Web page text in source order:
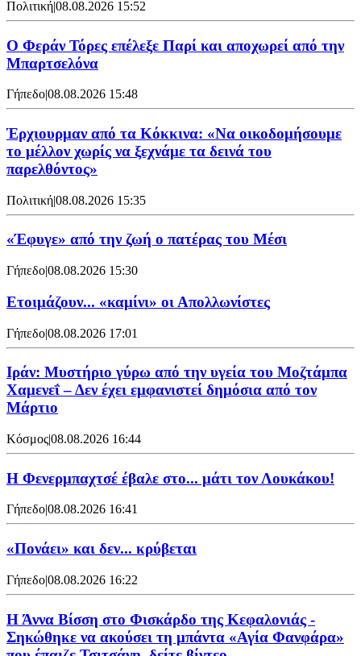
Πολιτική|08.08.2026 15:52
Ο Φεράν Τόρες επέλεξε Παρί και αποχωρεί από την
Μπαρτσελόνα
Γήπεδο|08.08.2026 15:48
Έρχιουρμαν από τα Κόκκινα: «Να οικοδομήσουμε
το μέλλον χωρίς να ξεχνάμε τα δεινά του
παρελθόντος»
Πολιτική|08.08.2026 15:35
«Έφυγε» από την ζωή ο πατέρας του Μέσι
Γήπεδο|08.08.2026 15:30
Ετοιμάζουν... «καμίνι» οι Απολλωνίστες
Γήπεδο|08.08.2026 17:01
Ιράν: Μυστήριο γύρω από την υγεία του Μοζτάμπα
Χαμενεΐ – Δεν έχει εμφανιστεί δημόσια από τον
Μάρτιο
Κόσμος|08.08.2026 16:44
Η Φενερμπαχτσέ έβαλε στο... μάτι τον Λουκάκου!
Γήπεδο|08.08.2026 16:41
«Πονάει» και δεν... κρύβεται
Γήπεδο|08.08.2026 16:22
Η Άννα Βίσση στο Φισκάρδο της Κεφαλονιάς -
Σηκώθηκε να ακούσει τη μπάντα «Αγία Φανφάρα»